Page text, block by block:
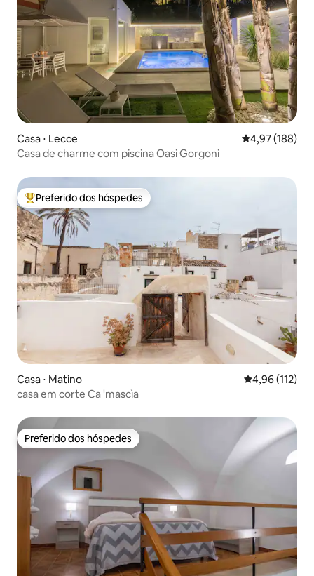
Casa ⋅ Lecce 4,97 de uma
4,97 (188)
Casa de charme com piscina Oasi Gorgoni
Entre os melhores preferidos dos hóspedes
Preferido dos hóspedes
Casa ⋅ Matino 4,96 de uma
4,96 (112)
casa em corte Ca 'mascìa
Preferido dos hóspedes
Preferido dos hóspedes